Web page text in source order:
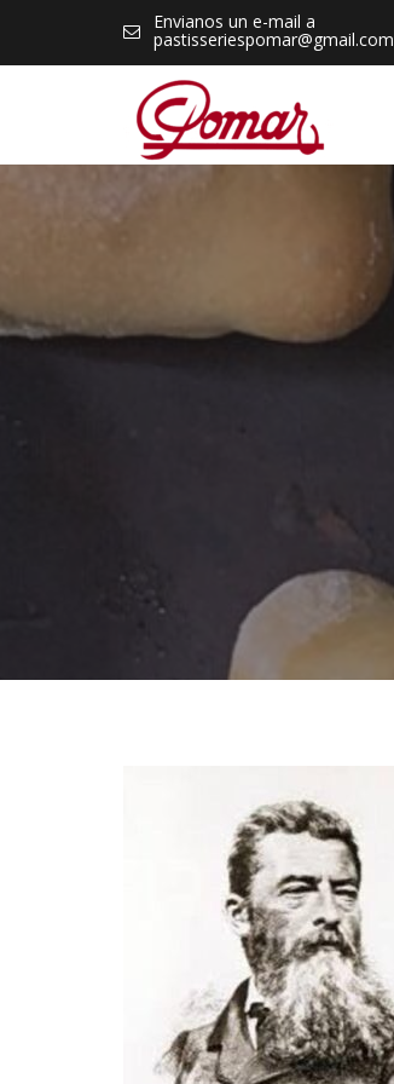
content
Envianos un e-mail a
pastisseriespomar@gmail.com